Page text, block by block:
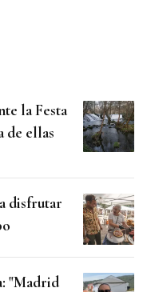
la Festa
de ellas
disfrutar
"Madrid